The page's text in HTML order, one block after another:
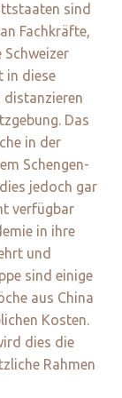
sind
Fachkräfte,
in diese
distanzieren
Das
in der
Schengen-
jedoch gar
verfügbar
in ihre
und
sind einige
aus China
Kosten.
dies die
Rahmen